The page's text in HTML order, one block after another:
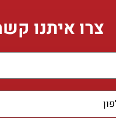
צרו איתנו